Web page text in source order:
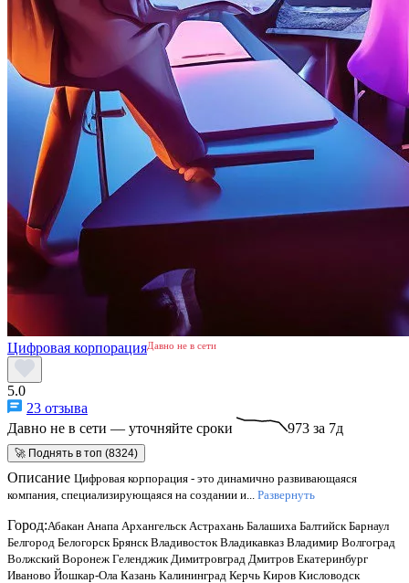
Цифровая корпорацияДавно не в сети
5.0
23 отзыва
Давно не в сети — уточняйте сроки
973 за 7д
🚀 Поднять в топ (8324)
Описание Цифровая корпорация - это динамично развивающаяся
компания, специализирующаяся на создании и...
Развернуть
Город:Абакан Анапа Архангельск Астрахань Балашиха Балтийск Барнаул
Белгород Белогорск Брянск Владивосток Владикавказ Владимир Волгоград
Волжский Воронеж Геленджик Димитровград Дмитров Екатеринбург
Иваново Йошкар-Ола Казань Калининград Керчь Киров Кисловодск